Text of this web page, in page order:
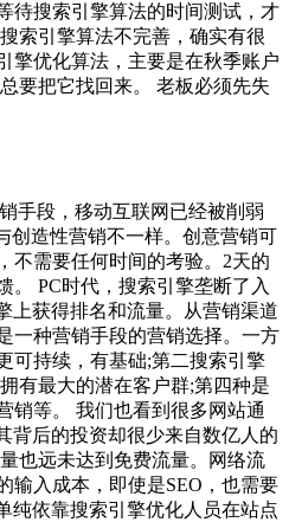
待搜索引擎算法的时间测试，才
索引擎算法不完善，确实有很
擎优化算法，主要是在秋季账户
要把它找回来。 老板必须先失
手段，移动互联网已经被削弱
创造性营销不一样。创意营销可
不需要任何时间的考验。2天的
。 PC时代，搜索引擎垄断了入
上获得排名和流量。从营销渠道
一种营销手段的营销选择。一方
可持续，有基础;第二搜索引擎
有最大的潜在客户群;第四种是
销等。 我们也看到很多网站通
背后的投资却很少来自数亿人的
也远未达到免费流量。网络流
输入成本，即使是SEO，也需要
纯依靠搜索引擎优化人员在站点